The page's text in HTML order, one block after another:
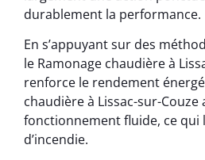
durablement la performance.
En s’appuyant sur des
le Ramonage chaudière à
renforce le rendement
chaudière à Lissac-sur-
fonctionnement fluide, ce qui
d’incendie.